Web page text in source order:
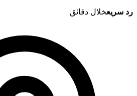
رد سريعخلال دقائق